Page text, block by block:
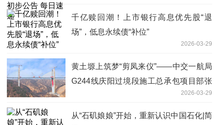
千亿赎回潮！上市银行高息优先股“退
场”，低息永续债“补位”
2026-03-29
黄土塬上筑梦“剪凤来仪”——中交一航局
G244线庆阳过境段施工总承包项目部张
2026-03-29
从“石矶娘娘”开始，重新认识中国石化|简